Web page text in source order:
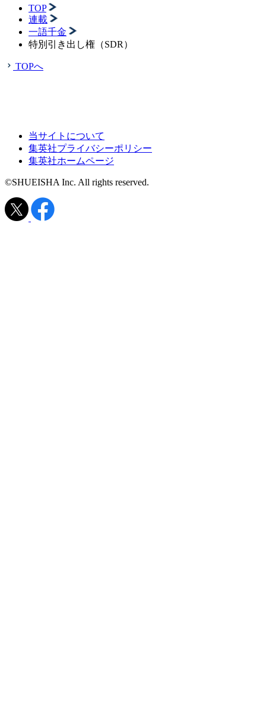
TOP
連載
一語千金
特別引き出し権（SDR）
TOPへ
当サイトについて
集英社プライバシーポリシー
集英社ホームページ
©SHUEISHA Inc. All rights reserved.